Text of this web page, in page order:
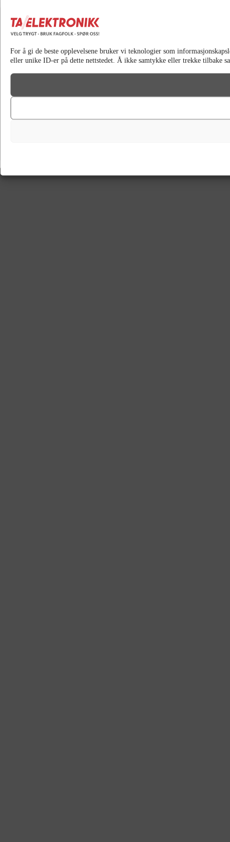
For å gi de beste opplevelsene bruker vi teknologier som
eller unike ID-er på dette nettstedet. Å ikke samtykke eller trekke tilbake